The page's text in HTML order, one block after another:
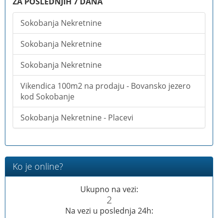
Sokobanja Nekretnine
Sokobanja Nekretnine
Sokobanja Nekretnine
Vikendica 100m2 na prodaju - Bovansko jezero
kod Sokobanje
Sokobanja Nekretnine - Placevi
Ko je online?
Ukupno na vezi:
2
Na vezi u poslednja 24h: